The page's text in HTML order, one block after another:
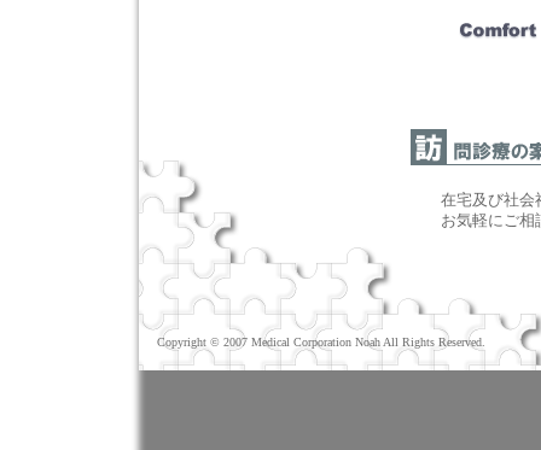
在宅及び社会
お気軽にご相
Copyright © 2007 Medical Corporation Noah All Rights Reserved.